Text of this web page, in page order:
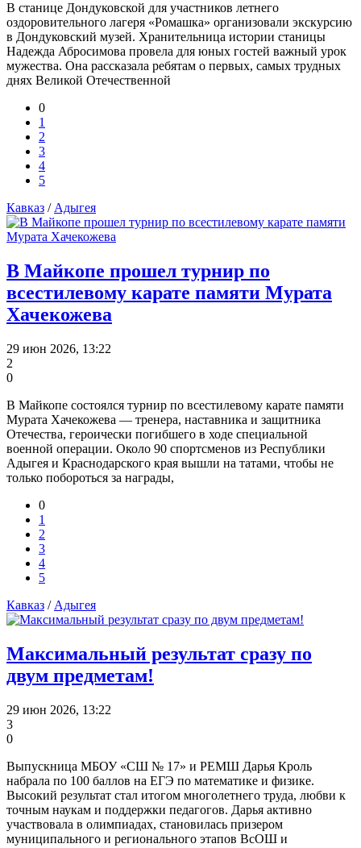
В станице Дондуковской для участников летнего
оздоровительного лагеря «Ромашка» организовали экскурсию
в Дондуковский музей. Хранительница истории станицы
Надежда Абросимова провела для юных гостей важный урок
мужества. Она рассказала ребятам о первых, самых трудных
днях Великой Отечественной
0
1
2
3
4
5
Кавказ / Адыгея
В Майкопе прошел турнир по
всестилевому карате памяти Мурата
Хачекожева
29 июн 2026, 13:22
2
0
В Майкопе состоялся турнир по всестилевому карате памяти
Мурата Хачекожева — тренера, наставника и защитника
Отечества, героически погибшего в ходе специальной
военной операции. Около 90 спортсменов из Республики
Адыгея и Краснодарского края вышли на татами, чтобы не
только побороться за награды,
0
1
2
3
4
5
Кавказ / Адыгея
Максимальный результат сразу по
двум предметам!
29 июн 2026, 13:22
3
0
Выпускница МБОУ «СШ № 17» и РЕМШ Дарья Кроль
набрала по 100 баллов на ЕГЭ по математике и физике.
Высокий результат стал итогом многолетнего труда, любви к
точным наукам и поддержки педагогов. Дарья активно
участвовала в олимпиадах, становилась призером
муниципального и регионального этапов ВсОШ и